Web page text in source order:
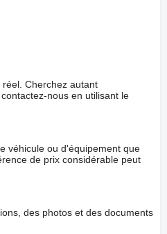
Cherchez autant
nous en utilisant le
véhicule ou d'équipement que
de prix considérable peut
des photos et des documents